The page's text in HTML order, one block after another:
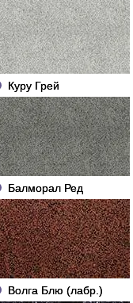
Куру Грей
Балморал Ред
Волга Блю (лабр.)